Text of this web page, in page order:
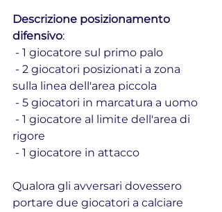
Descrizione posizionamento
difensivo:
- 1 giocatore sul primo palo
sulla linea dell'area piccola
- 5 giocatori in marcatura a uomo
rigore
- 1 giocatore in attacco
Qualora gli avversari dovessero
portare due giocatori a calciare